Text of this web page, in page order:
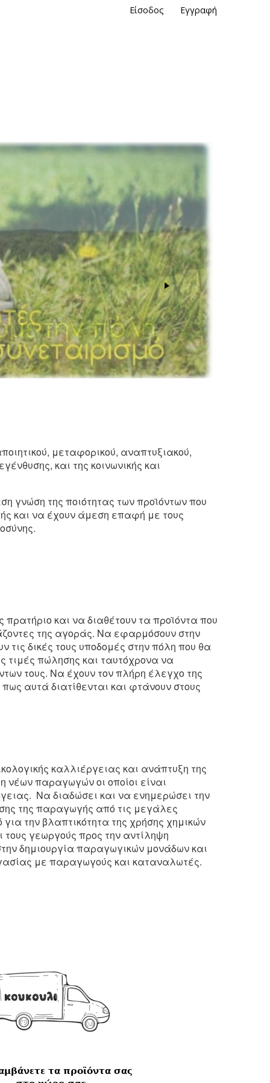
Είσοδος Εγγραφή
μεταφορικού, αναπτυξιακού,
και της κοινωνικής και
γνώση της ποιότητας των προϊόντων που
και να έχουν άμεση επαφή με τους
και να διαθέτουν τα προϊόντα που
της αγοράς. Να εφαρμόσουν στην
δικές τους υποδομές στην πόλη που θα
τιμές πώλησης και ταυτόχρονα να
τους. Να έχουν τον πλήρη έλεγχο της
αυτά διατίθενται και φτάνουν στους
καλλιέργειας και ανάπτυξη της
νέων παραγωγών οι οποίοι είναι
Να διαδώσει και να ενημερώσει την
της παραγωγής από τις μεγάλες
την βλαπτικότητα της χρήσης χημικών
γεωργούς προς την αντίληψη
δημιουργία παραγωγικών μονάδων και
με παραγωγούς και καταναλωτές.
τα προϊόντα σας